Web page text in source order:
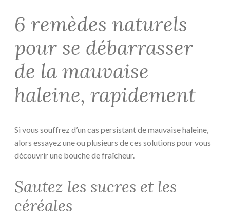
6 remèdes naturels
pour se débarrasser
de la mauvaise
haleine, rapidement
Si vous souffrez d’un cas persistant de mauvaise haleine,
alors essayez une ou plusieurs de ces solutions pour vous
découvrir une bouche de fraîcheur.
Sautez les sucres et les
céréales